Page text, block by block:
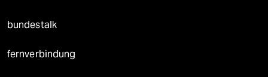
bundestalk
fernverbindung